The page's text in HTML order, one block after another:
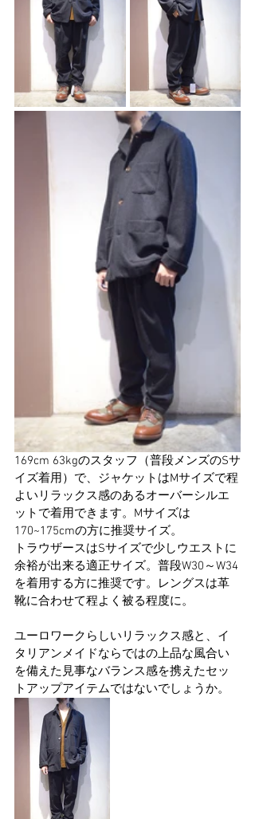
169cm 63kgのスタッフ（普段メンズのSサ
イズ着用）で、ジャケットはMサイズで程
よいリラックス感のあるオーバーシルエ
ットで着用できます。Mサイズは
170~175cmの方に推奨サイズ。
トラウザースはSサイズで少しウエストに
余裕が出来る適正サイズ。普段W30～W34
を着用する方に推奨です。レングスは革
靴に合わせて程よく被る程度に。
ユーロワークらしいリラックス感と、イ
タリアンメイドならではの上品な風合い
を備えた見事なバランス感を携えたセッ
トアップアイテムではないでしょうか。